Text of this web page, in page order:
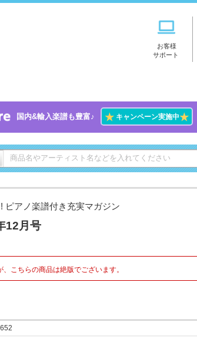
お客様
サポート
国内&輸入楽譜も豊富♪ ★キャンペーン実施中★
ピアノ楽譜付き充実マガジン
12月号
こちらの商品は絶版でございます。